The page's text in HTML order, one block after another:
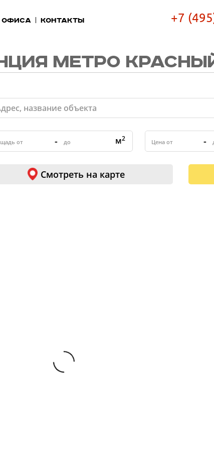
офиса Контакты +7
МЕТРО
- м2 -
Смотреть на карте